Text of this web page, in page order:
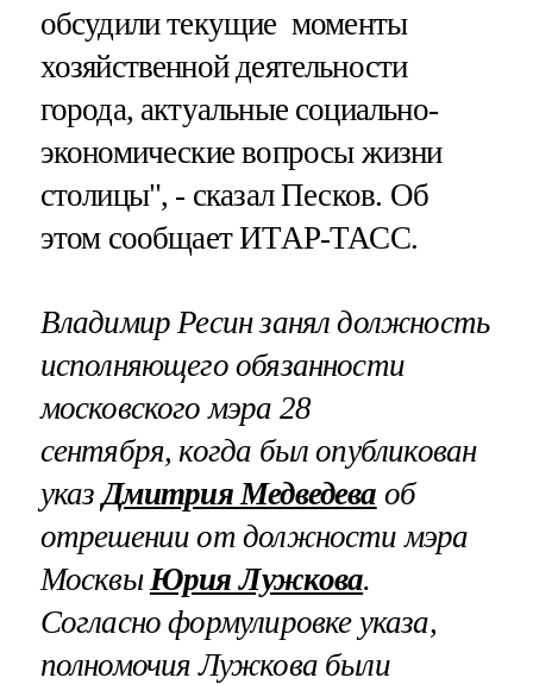
обсудили текущие моменты
хозяйственной деятельности
города, актуальные социально-
экономические вопросы жизни
столицы", - сказал Песков. Об
этом сообщает ИТАР-ТАСС.
Владимир Ресин занял должность
исполняющего обязанности
московского мэра 28
сентября, когда был опубликован
указДмитрия Медведева об
отрешении от должности мэра
Москвы Юрия Лужкова.
Согласно формулировке указа,
полномочия Лужкова были